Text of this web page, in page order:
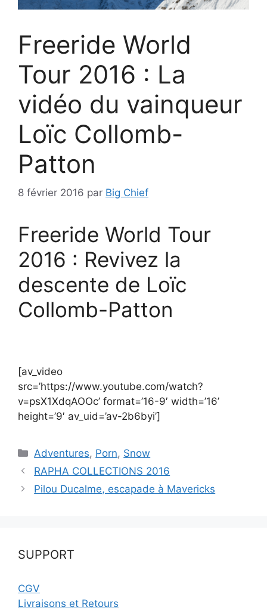
Freeride World
Tour 2016 : La
vidéo du vainqueur
Loïc Collomb-
Patton
8 février 2016 par Big Chief
Freeride World Tour
2016 : Revivez la
descente de Loïc
Collomb-Patton
[av_video
src=’https://www.youtube.com/watch?
v=psX1XdqAOOc’ format=’16-9′ width=’16’
height=’9′ av_uid=’av-2b6byi’]
Catégories
Adventures, Porn, Snow
RAPHA COLLECTIONS 2016
Pilou Ducalme, escapade à Mavericks
SUPPORT
CGV
Livraisons et Retours